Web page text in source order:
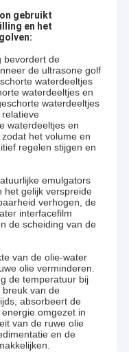
gebruikt
en het
bevordert de
de ultrasone golf
waterdeeltjes
waterdeeltjes en
waterdeeltjes
waterdeeltjes en
het volume en
regelen stijgen en
emulgators
het gelijk verspreide
verhogen, de
interfacefilm
de scheiding van de
van de olie-water
olie verminderen.
de temperatuur bij
van de
absorbeert de
omgezet in
van de ruwe olie
en de